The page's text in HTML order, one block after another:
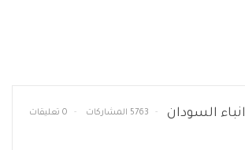
انباء السودان 5763 المشاركات 0 تعليقات